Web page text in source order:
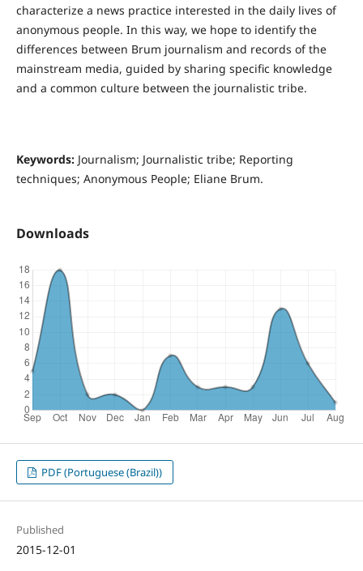
characterize a news practice interested in the daily lives of
anonymous people. In this way, we hope to identify the
differences between Brum journalism and records of the
mainstream media, guided by sharing specific knowledge
and a common culture between the journalistic tribe.
Keywords: Journalism; Journalistic tribe; Reporting
techniques; Anonymous People; Eliane Brum.
Downloads
PDF (Portuguese (Brazil))
Published
2015-12-01